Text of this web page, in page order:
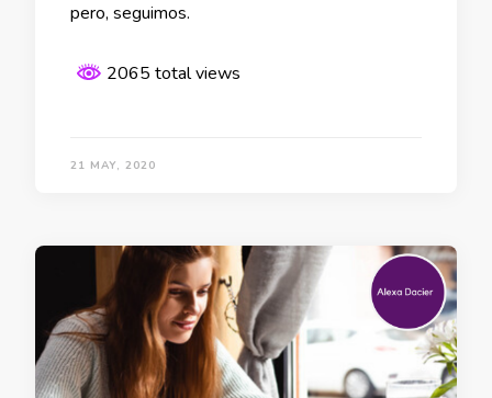
pero, seguimos.
2065 total views
21 MAY, 2020